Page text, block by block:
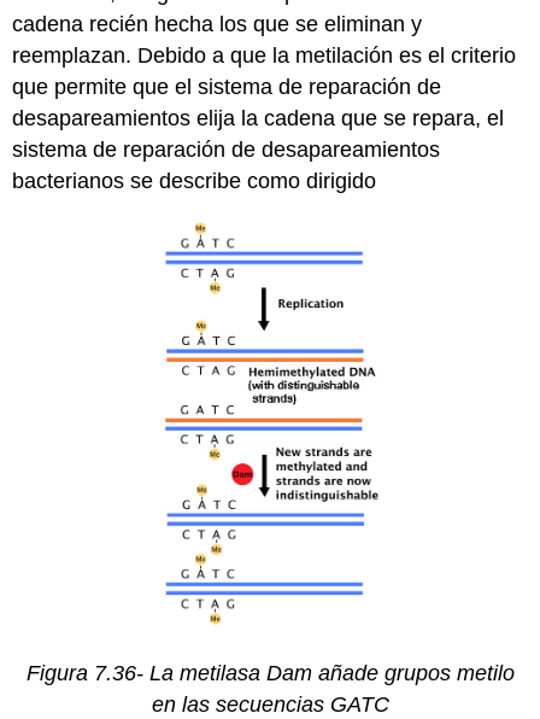
cadena recién hecha los que se eliminan y
reemplazan. Debido a que la metilación es el criterio
que permite que el sistema de reparación de
desapareamientos elija la cadena que se repara, el
sistema de reparación de desapareamientos
bacterianos se describe como dirigido
Figura 7.36- La metilasa Dam añade grupos metilo
en las secuencias GATC